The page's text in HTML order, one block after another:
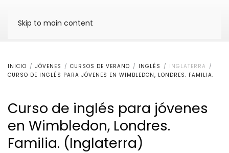
Skip to main content
INICIO JÓVENES CURSOS DE VERANO INGLÉS
INGLATERRA
CURSO DE INGLÉS PARA JÓVENES EN WIMBLEDON, LONDRES. FAMILIA.
Curso de inglés para jóvenes
en Wimbledon, Londres.
Familia. (Inglaterra)